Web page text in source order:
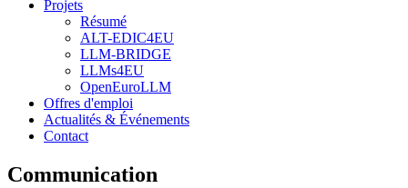
Projets
Résumé
ALT-EDIC4EU
LLM-BRIDGE
LLMs4EU
OpenEuroLLM
Offres d'emploi
Actualités & Événements
Contact
Communication